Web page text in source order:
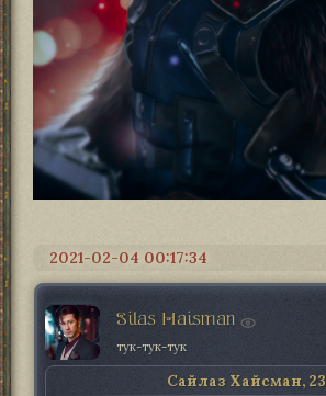
2021-02-04 00:17:34
Silas Haisman
тук-тук-тук
Сайлаз Хайсман, 23